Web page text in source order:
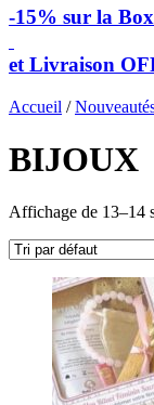
-15% sur la
et Livraison
Accueil /
BIJOUX
Affichage de 13–14